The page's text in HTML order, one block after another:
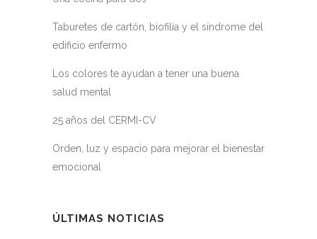
Taburetes de cartón, biofilia y el síndrome del
edificio enfermo
Los colores te ayudan a tener una buena
salud mental
25 años del CERMI-CV
Orden, luz y espacio para mejorar el bienestar
emocional
ÚLTIMAS NOTICIAS